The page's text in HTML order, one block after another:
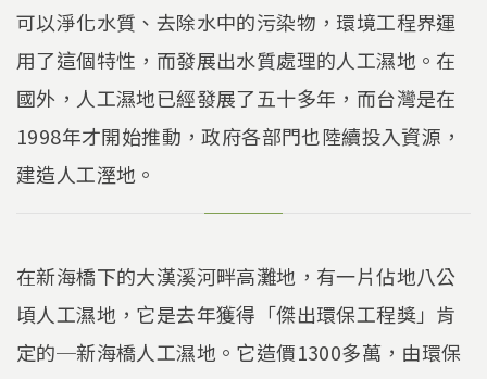
可以淨化水質、去除水中的污染物，環境工程界運
用了這個特性，而發展出水質處理的人工濕地。在
國外，人工濕地已經發展了五十多年，而台灣是在
1998年才開始推動，政府各部門也陸續投入資源，
建造人工溼地。
在新海橋下的大漢溪河畔高灘地，有一片佔地八公
頃人工濕地，它是去年獲得「傑出環保工程獎」肯
定的─新海橋人工濕地。它造價1300多萬，由環保